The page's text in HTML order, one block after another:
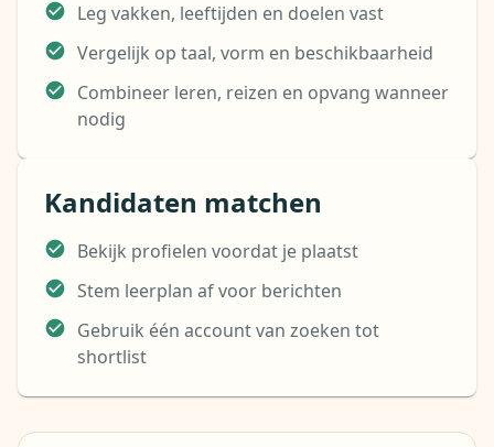
Leg vakken, leeftijden en doelen vast
Vergelijk op taal, vorm en beschikbaarheid
Combineer leren, reizen en opvang wanneer
nodig
Kandidaten matchen
Bekijk profielen voordat je plaatst
Stem leerplan af voor berichten
Gebruik één account van zoeken tot
shortlist